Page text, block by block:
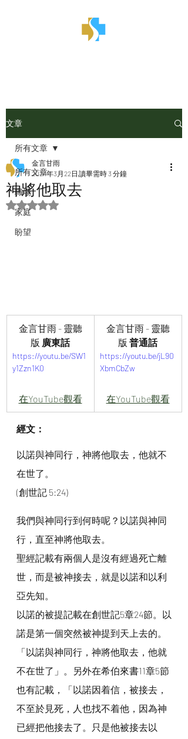
文章
所有文章
職場
家庭
盼望
所有文章
神將他取去
金言甘雨
2024年3月22日 讀畢需時 3 分鐘
評等為 NaN（最高為 5 顆星）。
金言甘雨 - 靈聽
版 廣東話
https://youtu.be/SW1
y1Zzn1K0
在YouTube觀看
金言甘雨 - 靈聽
版 普通話
https://youtu.be/jL90
XbmCbZw
在YouTube觀看
經文：
以諾與神同行，神將他取去，他就不
在世了。
(創世記 5:24)
我們與神同行到何時呢？以諾與神同
行，直至神將他取去。
聖經記載有兩個人是沒有經過死亡離
世，而是被神接去，就是以諾和以利
亞先知。
以諾的被提記載在創世記5章24節。以
諾是第一個突然被神提到天上去的。
「以諾與神同行，神將他取去，他就
不在世了」。另外在希伯來書11章5節
也有記載，「以諾因着信，被接去，
不至於見死，人也找不着他，因為神
已經把他接去了。只是他被接去以